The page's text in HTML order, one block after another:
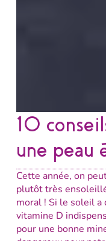
10
une peau
Cette année, on
plutôt très
moral ! Si le soleil
vitamine D
pour une bonne